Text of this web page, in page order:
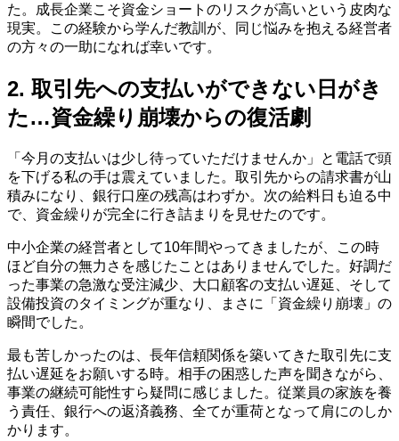
た。成長企業こそ資金ショートのリスクが高いという皮肉な
現実。この経験から学んだ教訓が、同じ悩みを抱える経営者
の方々の一助になれば幸いです。
2. 取引先への支払いができない日がき
た…資金繰り崩壊からの復活劇
「今月の支払いは少し待っていただけませんか」と電話で頭
を下げる私の手は震えていました。取引先からの請求書が山
積みになり、銀行口座の残高はわずか。次の給料日も迫る中
で、資金繰りが完全に行き詰まりを見せたのです。
中小企業の経営者として10年間やってきましたが、この時
ほど自分の無力さを感じたことはありませんでした。好調だ
った事業の急激な受注減少、大口顧客の支払い遅延、そして
設備投資のタイミングが重なり、まさに「資金繰り崩壊」の
瞬間でした。
最も苦しかったのは、長年信頼関係を築いてきた取引先に支
払い遅延をお願いする時。相手の困惑した声を聞きながら、
事業の継続可能性すら疑問に感じました。従業員の家族を養
う責任、銀行への返済義務、全てが重荷となって肩にのしか
かります。